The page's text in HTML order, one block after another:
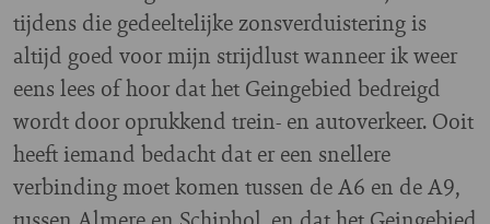
tijdens die gedeeltelijke zonsverduistering is
altijd goed voor mijn strijdlust wanneer ik weer
eens lees of hoor dat het Geingebied bedreigd
wordt door oprukkend trein- en autoverkeer. Ooit
heeft iemand bedacht dat er een snellere
verbinding moet komen tussen de A6 en de A9,